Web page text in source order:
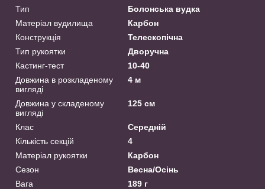
Тип
Болонська вудка
Матеріал вудилища
Карбон
Конструкція
Телескопічна
Тип рукоятки
Дворучна
Кастинг-тест
10-40
Довжина в розкладеному
вигляді
4 м
Довжина у складеному
вигляді
125 см
Клас
Середній
Кількість секцій
4
Матеріал рукоятки
Карбон
Сезон
Весна/Осінь
Вага
189 г